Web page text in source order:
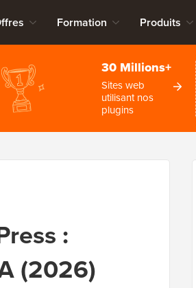
Formation Produits
30 Millions+
Sites web
utilisant nos
plugins
:
(2026)